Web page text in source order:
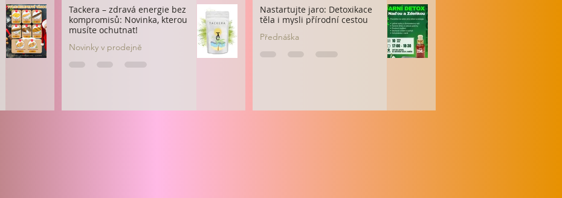
Tackera – zdravá energie bez
kompromisů: Novinka, kterou
musíte ochutnat!
Novinky v prodejně
Nastartujte jaro: Detoxikace
těla i mysli přírodní cestou
Přednáška